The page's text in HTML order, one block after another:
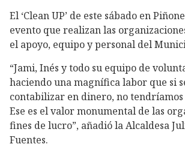
El ‘Clean UP’ de este sábado en
evento que realizan las
el apoyo, equipo y personal del
“Jami, Inés y todo su equipo de
haciendo una magnífica labor que si
contabilizar en dinero, no
Ese es el valor monumental de las
fines de lucro”, añadió la Alcaldesa
Fuentes.